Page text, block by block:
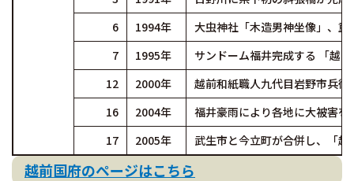
6
1994年
大虫神社「木造男神坐像」、
7
1995年
サンドーム福井完成する 「越
12
2000年
越前和紙職人九代目岩野市兵
16
2004年
福井豪雨により各地に大被害を
17
2005年 武生市と今立町が合併し、「越
越前国府のページはこちら